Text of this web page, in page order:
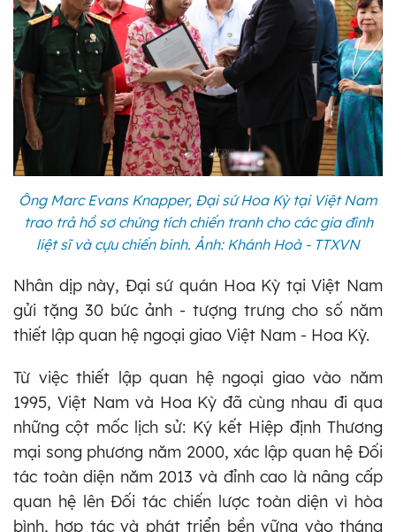
Ông Marc Evans Knapper, Đại sứ Hoa Kỳ tại Việt Nam
trao trả hồ sơ chứng tích chiến tranh cho các gia đình
liệt sĩ và cựu chiến binh. Ảnh: Khánh Hoà - TTXVN
Nhân dịp này, Đại sứ quán Hoa Kỳ tại Việt Nam
gửi tặng 30 bức ảnh - tượng trưng cho số năm
thiết lập quan hệ ngoại giao Việt Nam - Hoa Kỳ.
Từ việc thiết lập quan hệ ngoại giao vào năm
1995, Việt Nam và Hoa Kỳ đã cùng nhau đi qua
những cột mốc lịch sử: Ký kết Hiệp định Thương
mại song phương năm 2000, xác lập quan hệ Đối
tác toàn diện năm 2013 và đỉnh cao là nâng cấp
quan hệ lên Đối tác chiến lược toàn diện vì hòa
bình, hợp tác và phát triển bền vững vào tháng